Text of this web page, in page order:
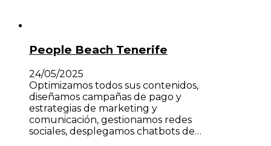
People Beach Tenerife
24/05/2025
Optimizamos todos sus contenidos,
diseñamos campañas de pago y
estrategias de marketing y
comunicación, gestionamos redes
sociales, desplegamos chatbots de…